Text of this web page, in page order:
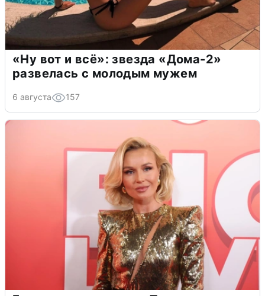
«Ну вот и всё»: звезда «Дома-2»
развелась с молодым мужем
6 августа 157